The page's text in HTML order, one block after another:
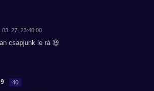
03. 27. 23:40:00
csapjunk le rá 😃
40